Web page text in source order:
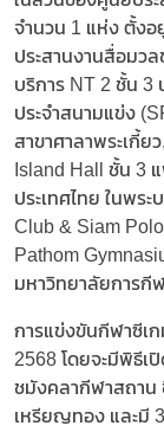
จำนวน 1 แห่ง ตั้งอ
ประสานงานสื่อมว
บริการ NT 2 ชั้น 3
ประจำสนามแข่ง
สาขาศาลาพระเกี้
Island Hall ชั้น 3
ประเทศไทย ในพร
Club & Siam
Pathom
มหาวิทยาลัยการกี
การแข่งขันกีฬาซีเ
2568 โดยจะมีพิธีเ
ชมังคลากีฬาสถาน
เหรียญทอง และมี